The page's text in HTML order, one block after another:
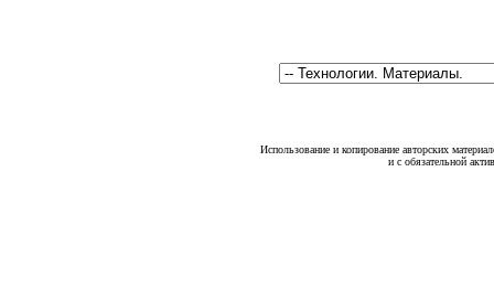
Использование и копирование авторских
и с обязательной